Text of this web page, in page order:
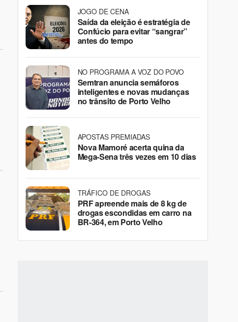
JOGO DE CENA
Saída da eleição é estratégia de
Confúcio para evitar “sangrar”
antes do tempo
NO PROGRAMA A VOZ DO POVO
Semtran anuncia semáforos
inteligentes e novas mudanças
no trânsito de Porto Velho
APOSTAS PREMIADAS
Nova Mamoré acerta quina da
Mega-Sena três vezes em 10 dias
TRÁFICO DE DROGAS
PRF apreende mais de 8 kg de
drogas escondidas em carro na
BR-364, em Porto Velho